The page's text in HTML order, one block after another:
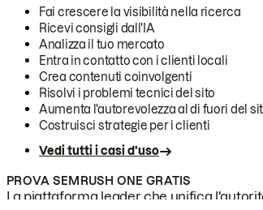
Fai crescere la visibilità nella ricerca
Ricevi consigli dall'IA
Analizza il tuo mercato
Entra in contatto con i clienti locali
Crea contenuti coinvolgenti
Risolvi i problemi tecnici del sito
Aumenta l'autorevolezza al di fuori del
Costruisci strategie per i clienti
Vedi tutti i casi d'uso
PROVA SEMRUSH ONE GRATIS
La piattaforma leader che unifica